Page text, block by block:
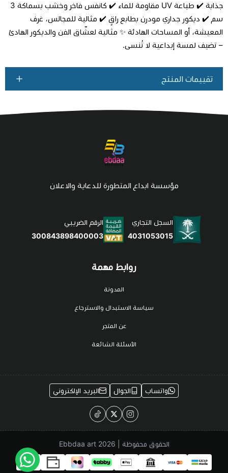
جذابة ✔️ طباعة UV مقاومة للماء ✔️ كانفس فاخر وخشب بسماكة 3
سم ✔️ ديكور جداري مودرن بطابع راقٍ ✔️ مثالية للمجالس، غرف
المعيشة، أو المساحات الهادئة ✨ مثالية لعشّاق الفن والديكور الهادئ
– تضيف لمسة إبداعية لا تُنسى.
تقييمات المنتج
روابط مهمة
المدونة
سياسة الاستبدال والاسترجاع
عن المتجر
الأسئلة الشائعة
مؤسسة ابداع المتطورة للدعاية والاعلان
السجل التجاري
4031053015
الرقم الضريبي
300843898400003
واتساب الجوال البريد الإلكتروني
الحقوق محفوظة | 2026 Ebbdaa art